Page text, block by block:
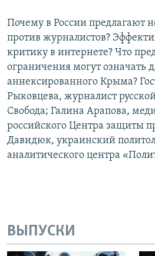
Почему в России предлагают
против журналистов?
критику в интернете? Что
ограничения могут означать
аннексированного Крыма?
Рыковцева, журналист
Свобода; Галина Арапова,
российского Центра защиты
Давидюк, украинский
аналитического центра
ВЫПУСКИ